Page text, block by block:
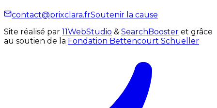
contact@prixclara.frSoutenir la cause
Site réalisé par 11WebStudio & SearchBooster et grâce
au soutien de la Fondation Bettencourt Schueller